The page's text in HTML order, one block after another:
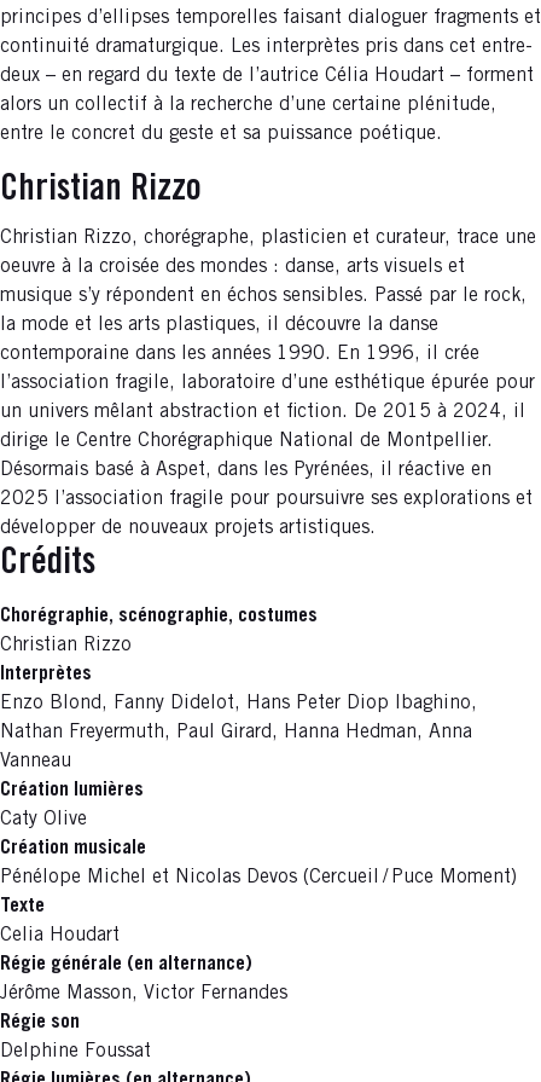
principes d’ellipses temporelles faisant dialoguer fragments et
continuité dramaturgique. Les interprètes pris dans cet entre-
deux – en regard du texte de l’autrice Célia Houdart – forment
alors un collectif à la recherche d’une certaine plénitude,
entre le concret du geste et sa puissance poétique.
Christian Rizzo
Christian Rizzo, chorégraphe, plasticien et curateur, trace une
oeuvre à la croisée des mondes : danse, arts visuels et
musique s’y répondent en échos sensibles. Passé par le rock,
la mode et les arts plastiques, il découvre la danse
contemporaine dans les années 1990. En 1996, il crée
l’association fragile, laboratoire d’une esthétique épurée pour
un univers mêlant abstraction et fiction. De 2015 à 2024, il
dirige le Centre Chorégraphique National de Montpellier.
Désormais basé à Aspet, dans les Pyrénées, il réactive en
2025 l’association fragile pour poursuivre ses explorations et
développer de nouveaux projets artistiques.
Crédits
Chorégraphie, scénographie, costumes
Christian Rizzo
Interprètes
Enzo Blond, Fanny Didelot, Hans Peter Diop Ibaghino,
Nathan Freyermuth, Paul Girard, Hanna Hedman, Anna
Vanneau
Création lumières
Caty Olive
Création musicale
Pénélope Michel et Nicolas Devos (Cercueil / Puce Moment)
Texte
Celia Houdart
Régie générale (en alternance)
Jérôme Masson, Victor Fernandes
Régie son
Delphine Foussat